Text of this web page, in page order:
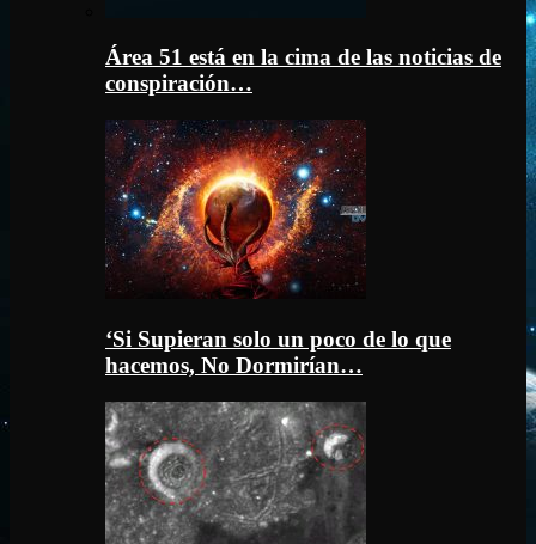
Área 51 está en la cima de las noticias de
conspiración…
‘Si Supieran solo un poco de lo que
hacemos, No Dormirían…